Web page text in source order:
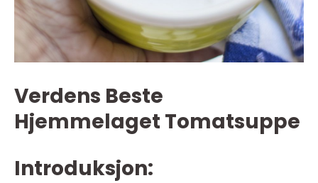
Verdens Beste
Hjemmelaget Tomatsuppe
Introduksjon: